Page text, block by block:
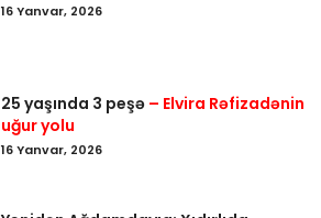
16 Yanvar, 2026
25 yaşında 3 peşə – Elvira Rəfizadənin
uğur yolu
16 Yanvar, 2026